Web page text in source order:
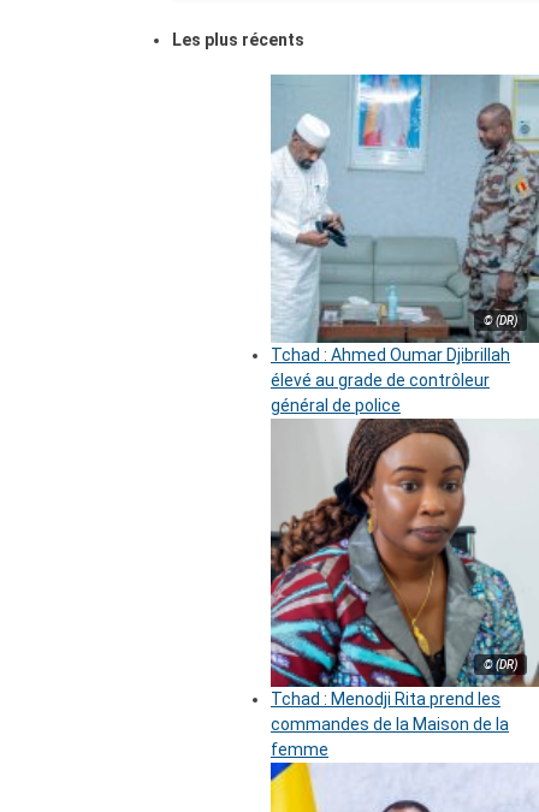
Les plus récents
© (DR)
Tchad : Ahmed Oumar Djibrillah
élevé au grade de contrôleur
général de police
© (DR)
Tchad : Menodji Rita prend les
commandes de la Maison de la
femme